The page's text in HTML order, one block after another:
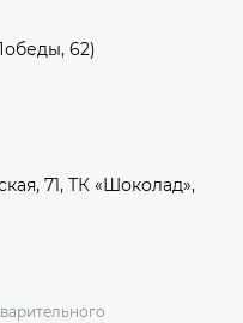
62)
71, ТК «Шоколад»,